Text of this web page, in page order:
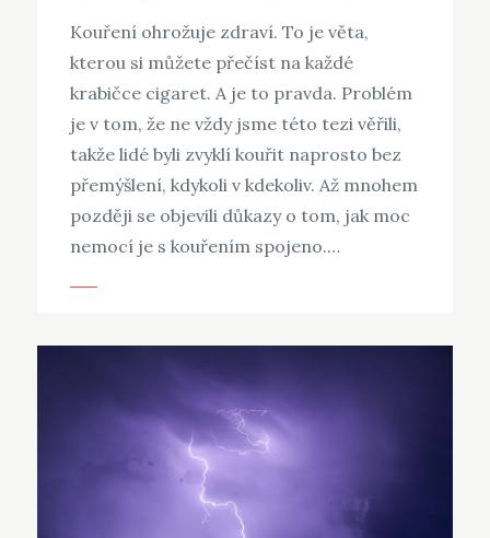
Kouření ohrožuje zdraví. To je věta,
kterou si můžete přečíst na každé
krabičce cigaret. A je to pravda. Problém
je v tom, že ne vždy jsme této tezi věřili,
takže lidé byli zvyklí kouřit naprosto bez
přemýšlení, kdykoli v kdekoliv. Až mnohem
později se objevili důkazy o tom, jak moc
nemocí je s kouřením spojeno.…